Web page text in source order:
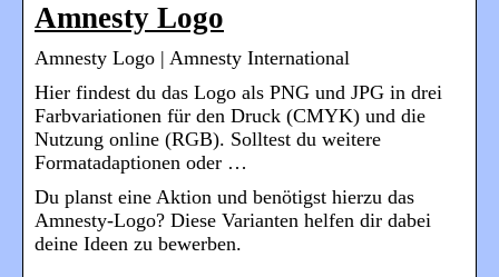
Amnesty Logo
Amnesty Logo | Amnesty International
Hier findest du das Logo als PNG und JPG in drei
Farbvariationen für den Druck (CMYK) und die
Nutzung online (RGB). Solltest du weitere
Formatadaptionen oder …
Du planst eine Aktion und benötigst hierzu das
Amnesty-Logo? Diese Varianten helfen dir dabei
deine Ideen zu bewerben.